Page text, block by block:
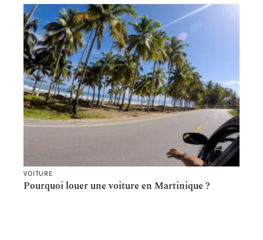
VOITURE
Pourquoi louer une voiture en Martinique ?